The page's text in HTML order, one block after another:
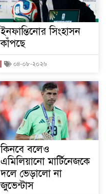
ইনফান্তিনোর সিংহাসন
কাঁপছে
০৪-০৮-২০২৬
কিনবে বলেও
এমিলিয়ানো মার্টিনেজকে
দলে ভেড়ালো না
জুভেন্টাস